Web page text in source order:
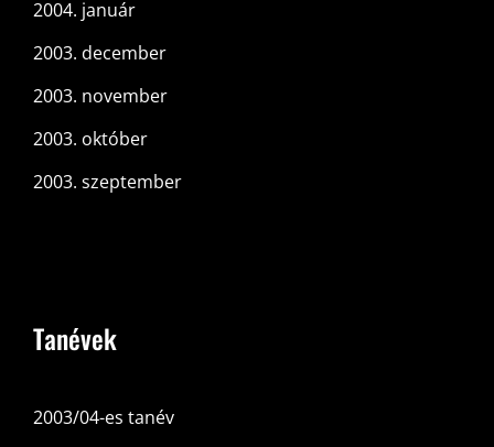
2004. január
2003. december
2003. november
2003. október
2003. szeptember
Tanévek
2003/04-es tanév